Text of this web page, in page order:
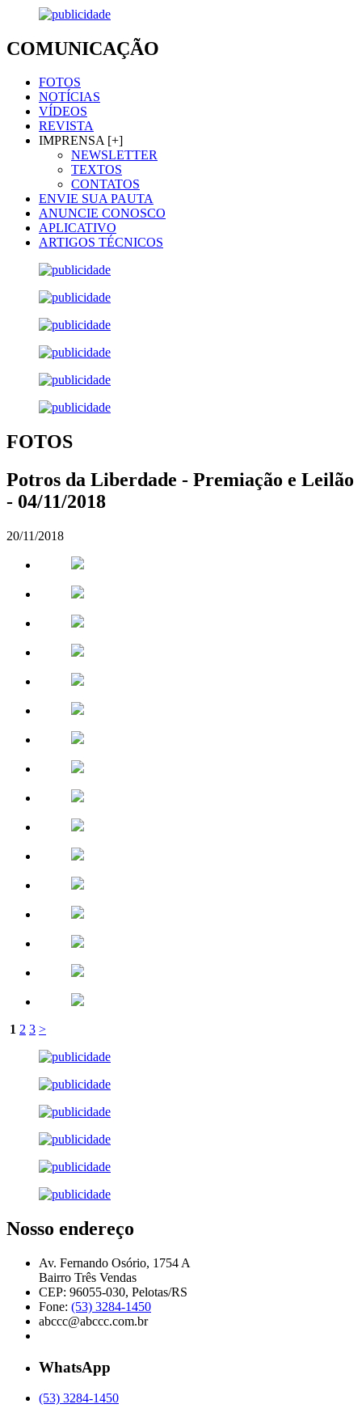
COMUNICAÇÃO
FOTOS
NOTÍCIAS
VÍDEOS
REVISTA
IMPRENSA [+]
NEWSLETTER
TEXTOS
CONTATOS
ENVIE SUA PAUTA
ANUNCIE CONOSCO
APLICATIVO
ARTIGOS TÉCNICOS
FOTOS
Potros da Liberdade - Premiação e Leilão
- 04/11/2018
20/11/2018
1 2 3 >
Nosso endereço
Av. Fernando Osório, 1754 A
Bairro Três Vendas
CEP: 96055-030, Pelotas/RS
Fone: (53) 3284-1450
abccc@abccc.com.br
WhatsApp
(53) 3284-1450